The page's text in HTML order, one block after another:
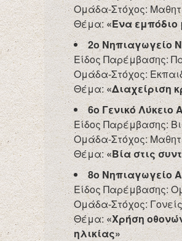
Ομάδα-Στόχος:
Θέμα:«Ένα εμπόδιο
2ο Νηπιαγωγείο
Είδος Παρέμβασης:
Ομάδα-Στόχος:
Θέμα:«Διαχείριση
6ο Γενικό Λύκειο
Είδος Παρέμβασης:
Ομάδα-Στόχος:
Θέμα:«Βία στις
8ο Νηπιαγωγείο
Είδος Παρέμβασης:
Ομάδα-Στόχος: Γονείς
Θέμα: «Χρήση
ηλικίας»